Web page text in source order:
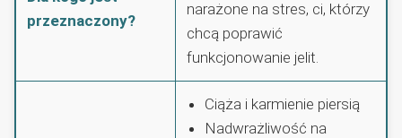
przeznaczony?
narażone na stres, ci, którzy
chcą poprawić
funkcjonowanie jelit.
Ciąża i karmienie piersią
Nadwrażliwość na